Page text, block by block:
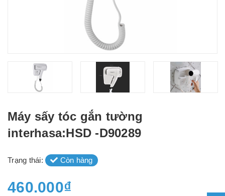
Máy sấy tóc gắn tường
interhasa:HSD -D90289
Trạng thái: Còn hàng
460.000₫